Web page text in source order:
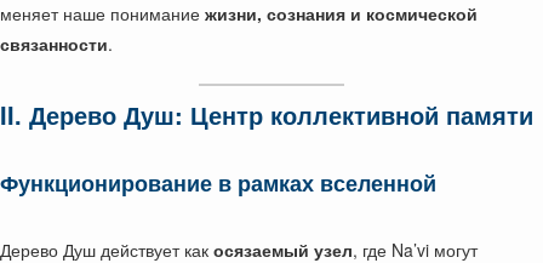
меняет наше понимание жизни, сознания и космической
связанности.
II. Дерево Душ: Центр коллективной памяти
Функционирование в рамках вселенной
Дерево Душ действует как осязаемый узел, где Na’vi могут